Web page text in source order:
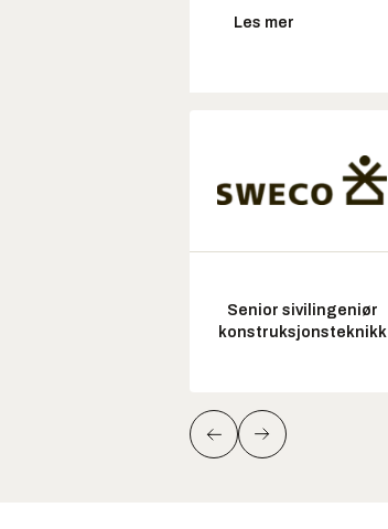
Les mer
Senior sivilingeniør
konstruksjonsteknikk